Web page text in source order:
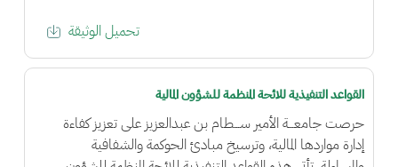
تحميل الوثيقة
القواعد التنفيذية للائحة المنظمة للشؤون المالية
حرصت جامعـــة الأمير ســـطام بن عبدالعزيز على تعزيز كفاءة
إدارة مواردها المالية، وترسيخ مبادئ الحوكمة والشفافية